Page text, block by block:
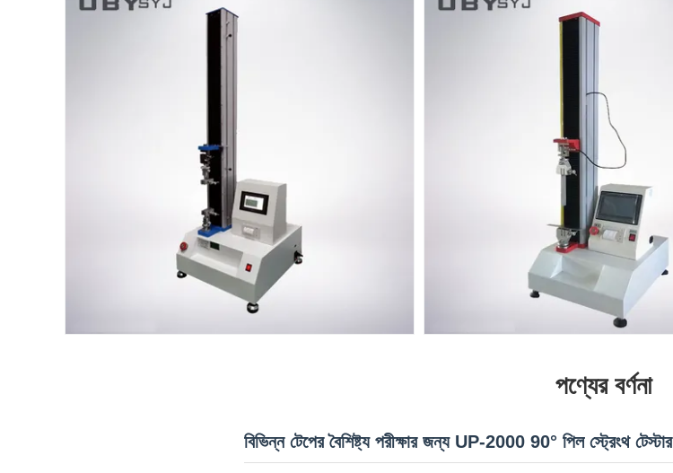
পণ্যের বর্ণনা
বিভিন্ন টেপের বৈশিষ্ট্য পরীক্ষার জন্য UP-2000 90° পিল স্ট্রেংথ টেস্টার